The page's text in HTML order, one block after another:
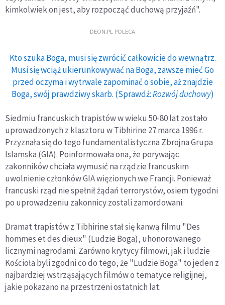
kimkolwiek on jest, aby rozpocząć duchową przyjaźń".
DEON.PL POLECA
Kto szuka Boga, musi się zwrócić całkowicie do wewnątrz.
Musi się wciąż ukierunkowywać na Boga, zawsze mieć Go
przed oczyma i wytrwale zapominać o sobie, aż znajdzie
Boga, swój prawdziwy skarb. (Sprawdź:Rozwój duchowy)
Siedmiu francuskich trapistów w wieku 50-80 lat zostało
uprowadzonych z klasztoru w Tibhirine 27 marca 1996 r.
Przyznała się do tego fundamentalistyczna Zbrojna Grupa
Islamska (GIA). Poinformowała ona, że porywając
zakonników chciała wymusić na rządzie francuskim
uwolnienie członków GIA więzionych we Francji. Ponieważ
francuski rząd nie spełnił żądań terrorystów, osiem tygodni
po uprowadzeniu zakonnicy zostali zamordowani.
Dramat trapistów z Tibhirine stał się kanwą filmu "Des
hommes et des dieux" (Ludzie Boga), uhonorowanego
licznymi nagrodami. Zarówno krytycy filmowi, jak i ludzie
Kościoła byli zgodni co do tego, że "Ludzie Boga" to jeden z
najbardziej wstrząsających filmów o tematyce religijnej,
jakie pokazano na przestrzeni ostatnich lat.